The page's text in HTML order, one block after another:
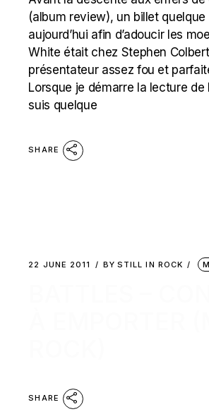
(album review), un billet quelque
aujourd’hui afin d’adoucir les
White était chez Stephen
présentateur assez fou et
Lorsque je démarre la lecture de
suis quelque
SHARE
22 JUNE 2011 BY STILL IN ROCK
SHARE